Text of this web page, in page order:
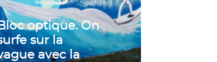
optique. On
sur la
avec la